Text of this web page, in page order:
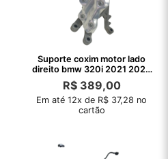
Suporte coxim motor lado
direito bmw 320i 2021 2022
2023
R$389,00
Em até 12x de R$ 37,28 no
cartão